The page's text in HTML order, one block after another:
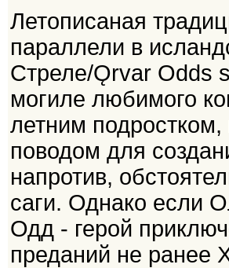
Летописаная
параллели в
Стреле/Ǫrvar Odds
могиле любимого
летним
поводом для
напротив,
саги. Однако если
Одд - герой
преданий не ранее